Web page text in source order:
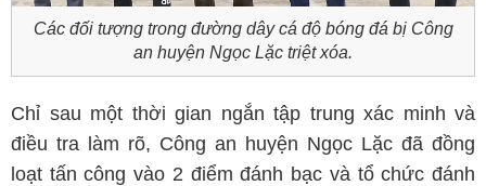
Các đối tượng trong đường dây cá độ bóng đá bị Công
an huyện Ngọc Lặc triệt xóa.
Chỉ sau một thời gian ngắn tập trung xác minh và
điều tra làm rõ, Công an huyện Ngọc Lặc đã đồng
loạt tấn công vào 2 điểm đánh bạc và tổ chức đánh